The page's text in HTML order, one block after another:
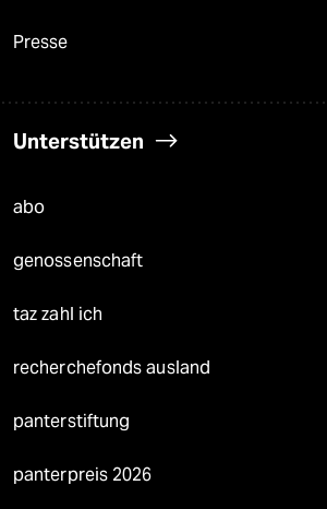
Presse
Unterstützen
abo
genossenschaft
taz zahl ich
recherchefonds ausland
panterstiftung
panterpreis 2026